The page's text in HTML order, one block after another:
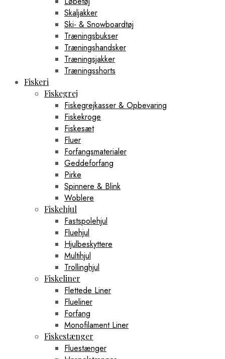
Skaljakker
Ski- & Snowboardtøj
Træningsbukser
Træningshandsker
Træningsjakker
Træningsshorts
Fiskeri
Fiskegrej
Fiskegrejkasser & Opbevaring
Fiskekroge
Fiskesæt
Fluer
Forfangsmaterialer
Geddeforfang
Pirke
Spinnere & Blink
Woblere
Fiskehjul
Fastspolehjul
Fluehjul
Hjulbeskyttere
Multihjul
Trollinghjul
Fiskeliner
Flettede Liner
Flueliner
Forfang
Monofilament Liner
Fiskestænger
Fluestænger